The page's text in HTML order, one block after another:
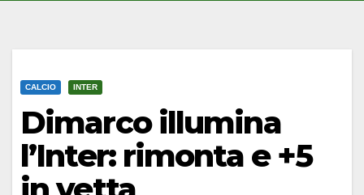
CALCIO INTER
Dimarco illumina
l’Inter: rimonta e +5